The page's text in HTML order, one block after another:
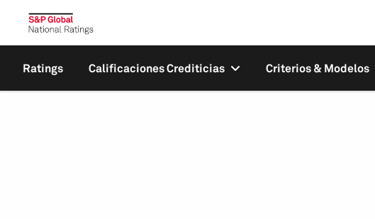
Ratings Calificaciones Crediticias Criterios & Modelos